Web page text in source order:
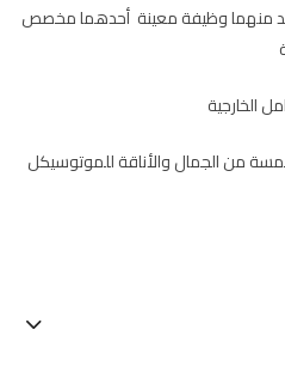
منهما وظيفة معينة أحدهما مخصص
الخارجية
من الجمال والأناقة للموتوسيكل